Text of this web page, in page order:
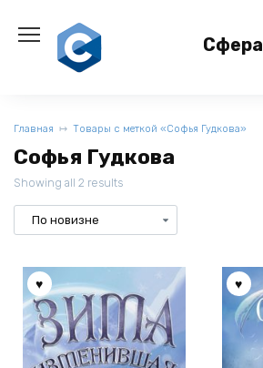
содержанию
Сфера
Главная Товары с меткой «Софья Гудкова»
Софья Гудкова
Showing all 2 results